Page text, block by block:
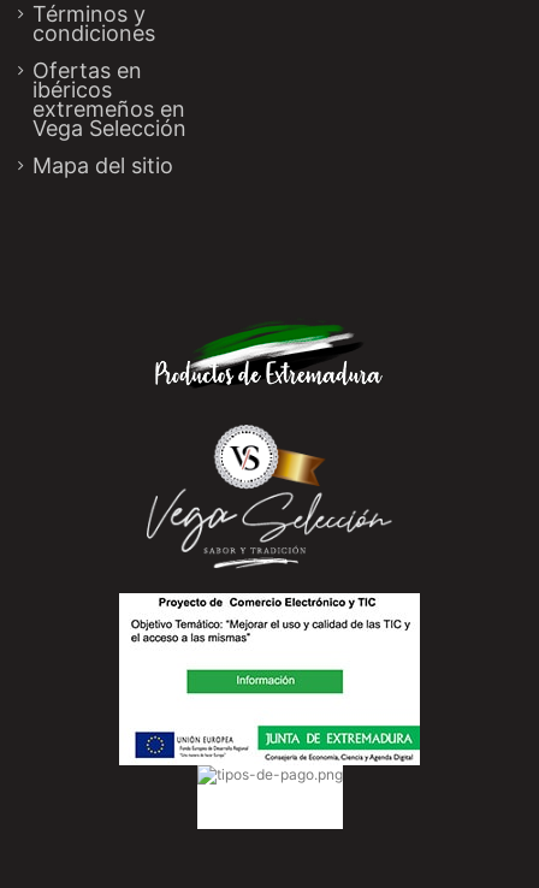
Términos y
condiciones
Ofertas en
ibéricos
extremeños en
Vega Selección
Mapa del sitio